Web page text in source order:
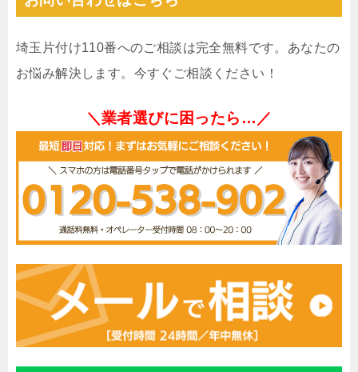
埼玉片付け110番へのご相談は完全無料です。あなたの
お悩み解決します。今すぐご相談ください！
＼業者選びに困ったら…／